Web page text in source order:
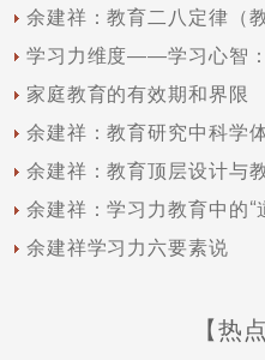
余建祥：教育二八定律（
学习力维度——学习心智
家庭教育的有效期和界限
余建祥：教育研究中科学
余建祥：教育顶层设计与
余建祥：学习力教育中的“
余建祥学习力六要素说
【热